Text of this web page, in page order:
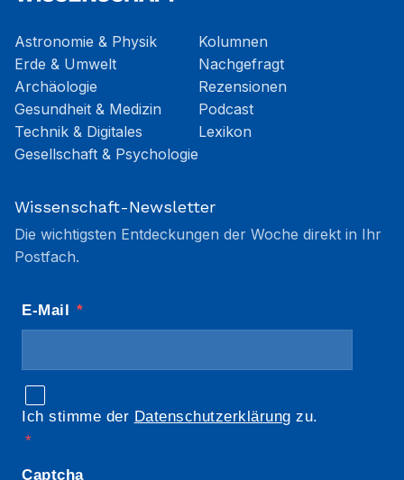
Astronomie & Physik
Erde & Umwelt
Archäologie
Gesundheit & Medizin
Technik & Digitales
Gesellschaft & Psychologie
Kolumnen
Nachgefragt
Rezensionen
Podcast
Lexikon
Wissenschaft-Newsletter
Die wichtigsten Entdeckungen der Woche direkt in Ihr
Postfach.